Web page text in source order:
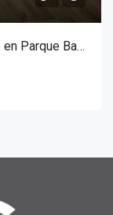
Apartamento de 2 Dormitorios ubicado en Parque Batlle